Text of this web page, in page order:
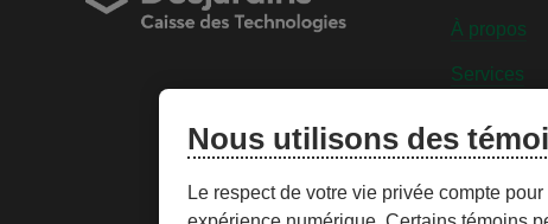
À propos
Services
Nous utilisons des
Le respect de votre vie privée compte